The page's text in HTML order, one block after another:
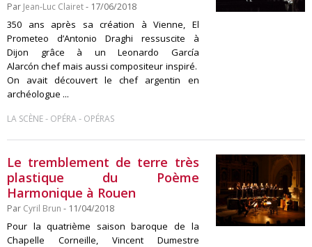
Par Jean-Luc Clairet- 17/06/2018
350 ans après sa création à Vienne, El
Prometeo d’Antonio Draghi ressuscite à
Dijon grâce à un Leonardo García
Alarcón chef mais aussi compositeur inspiré.
On avait découvert le chef argentin en
archéologue ...
LA SCÈNE- OPÉRA- OPÉRAS
Le tremblement de terre très
plastique du Poème
Harmonique à Rouen
Par Cyril Brun - 11/04/2018
Pour la quatrième saison baroque de la
Chapelle Corneille, Vincent Dumestre